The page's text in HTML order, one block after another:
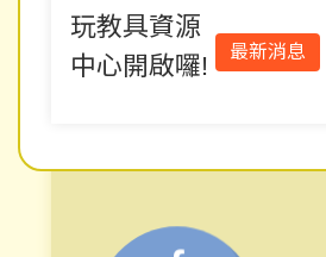
玩教具資源
中心開啟囉!
最新消息